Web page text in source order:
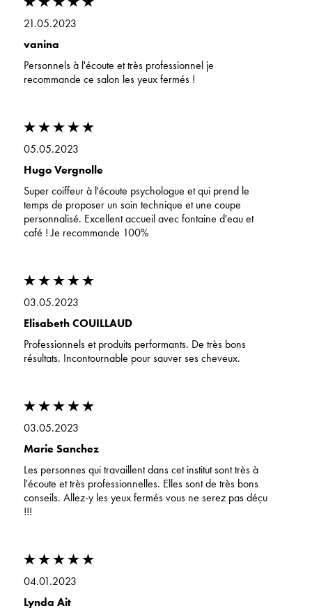
21.05.2023
vanina
Personnels à l'écoute et très professionnel je
recommande ce salon les yeux fermés !
05.05.2023
Hugo Vergnolle
Super coiffeur à l'écoute psychologue et qui prend le
temps de proposer un soin technique et une coupe
personnalisé. Excellent accueil avec fontaine d'eau et
café ! Je recommande 100%
03.05.2023
Elisabeth COUILLAUD
Professionnels et produits performants. De très bons
résultats. Incontournable pour sauver ses cheveux.
03.05.2023
Marie Sanchez
Les personnes qui travaillent dans cet institut sont très à
l'écoute et très professionnelles. Elles sont de très bons
conseils. Allez-y les yeux fermés vous ne serez pas déçu
!!!
04.01.2023
Lynda Ait